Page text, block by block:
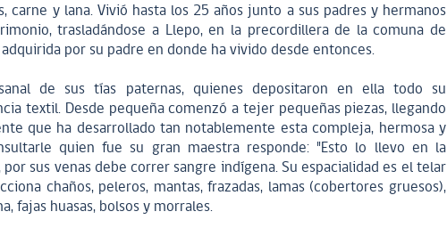
carne y lana. Vivió hasta los 25 años junto a sus padres y hermanos
trasladándose a Llepo, en la precordillera de la comuna de
por su padre en donde ha vivido desde entonces.
de sus tías paternas, quienes depositaron en ella todo su
textil. Desde pequeña comenzó a tejer pequeñas piezas, llegando
que ha desarrollado tan notablemente esta compleja, hermosa y
quien fue su gran maestra responde: "Esto lo llevo en la
por sus venas debe correr sangre indígena. Su espacialidad es el telar
chaños, peleros, mantas, frazadas, lamas (cobertores gruesos),
fajas huasas, bolsos y morrales.